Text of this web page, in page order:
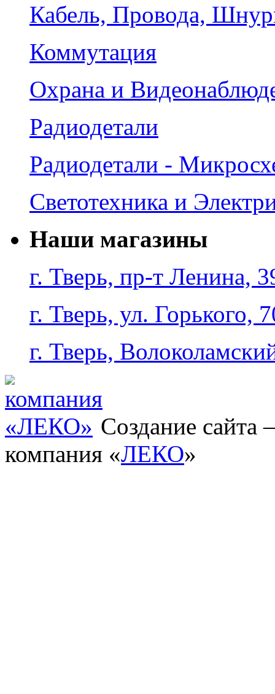
Кабель, Провода,
Коммутация
Охрана и
Радиодетали
Радиодетали -
Светотехника и
Наши магазины
г. Тверь, пр-т Ленина,
г. Тверь, ул. Горького,
г. Тверь,
Создание сайта
компания «ЛЕКО»